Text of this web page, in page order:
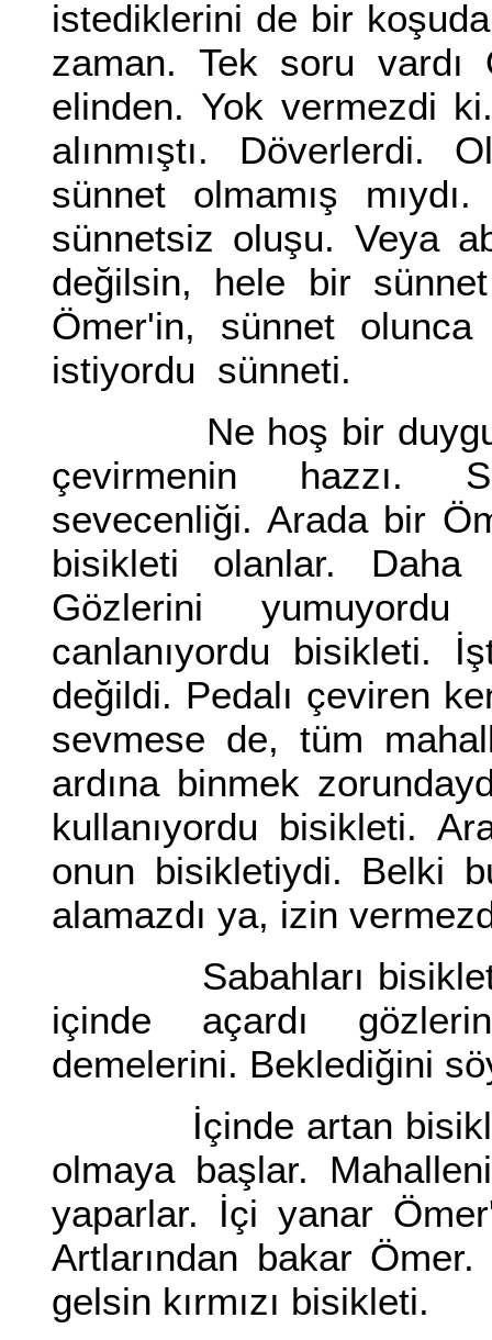
istediklerini de bir
zaman. Tek soru vardı
elinden. Yok vermezdi
alınmıştı. Döverlerdi.
sünnet olmamış
sünnetsiz oluşu. Veya
değilsin, hele bir
Ömer'in, sünnet
istiyordu sünneti.
Ne hoş bir
çevirmenin hazzı.
sevecenliği. Arada bir
bisikleti olanlar. Daha
Gözlerini
canlanıyordu bisikleti.
değildi. Pedalı çeviren
sevmese de, tüm
ardına binmek
kullanıyordu bisikleti.
onun bisikletiydi. Belki
alamazdı ya, izin
Sabahları
içinde açardı
demelerini. Beklediğini
İçinde artan bisiklete
olmaya başlar.
yaparlar. İçi yanar
Artlarından bakar
gelsin kırmızı bisikleti.